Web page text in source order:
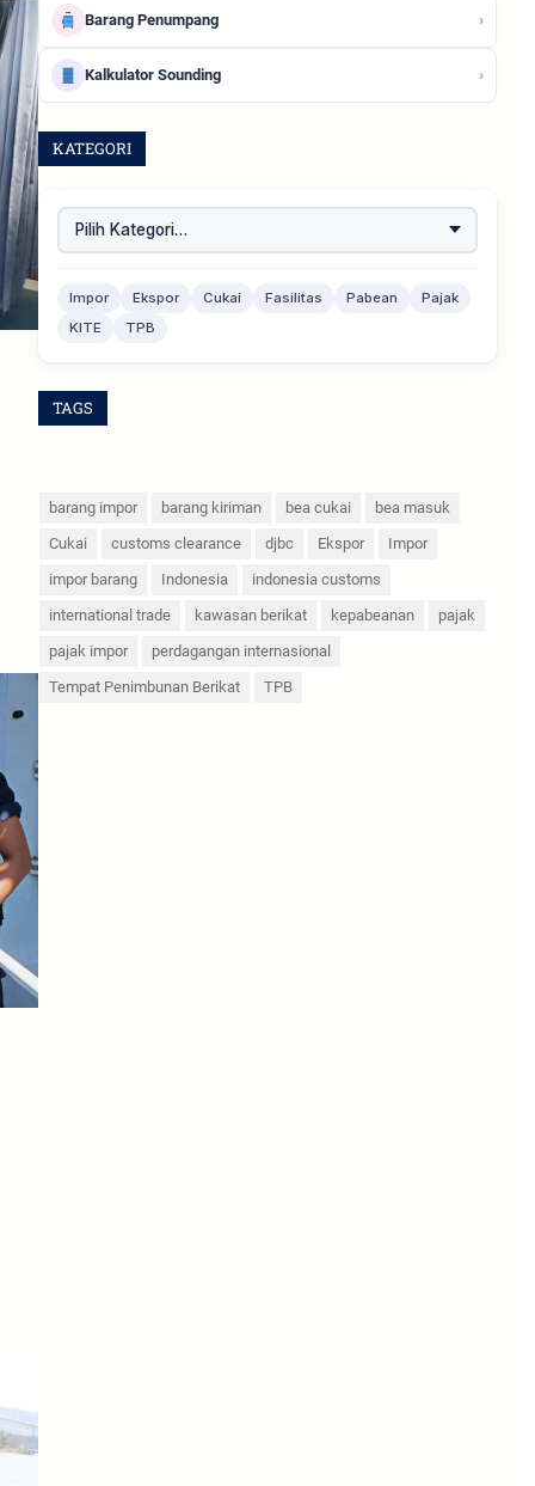
Barang Penumpang ›
Kalkulator Sounding ›
KATEGORI
Impor Ekspor Cukai Fasilitas Pabean
Pajak
KITE
TPB
TAGS
barang impor barang kiriman bea cukai
bea masuk
Cukai
customs clearance djbc Ekspor
Impor
impor barang
Indonesia
indonesia customs
international trade
kawasan berikat kepabeanan
pajak
pajak impor
perdagangan internasional
Tempat Penimbunan Berikat
TPB